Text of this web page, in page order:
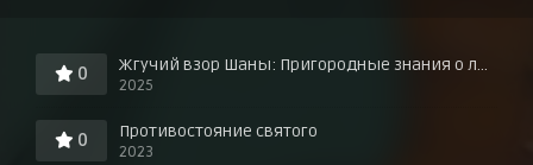
0 Жгучий взор Шаны: Пригородные знания о любви в горячих источниках!
2025
0 Противостояние святого
2023